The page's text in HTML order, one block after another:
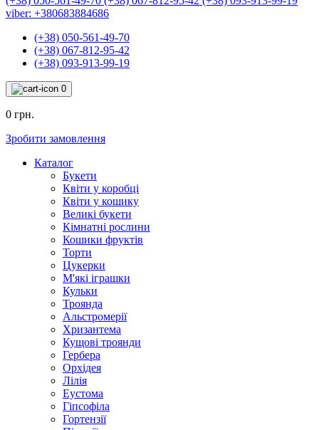
viber: +380683884686
(+38) 050-561-49-70
(+38) 067-812-95-42
(+38) 093-913-99-19
0
0 грн.
Зробити замовлення
Каталог
Букети
Квіти у коробці
Квіти у кошику
Великі букети
Кімнатні рослини
Кошики фруктів
Торти
Цукерки
М'які іграшки
Кульки
Троянда
Альстромерії
Хризантема
Кущові троянди
Гербера
Орхідея
Лілія
Еустома
Гіпсофіла
Гортензії